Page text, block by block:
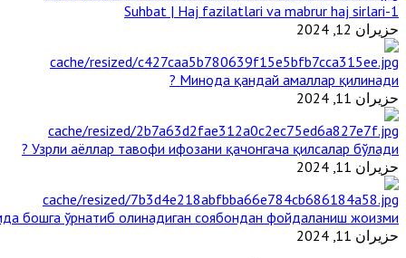
1-Suhbat | Haj fazilatlari va mabrur haj sirlari
حزيران 12, 2024
Минода қандай амаллар қилинади ?
حزيران 11, 2024
Узрли аёллар тавофи ифозани қачонгача қилсалар бўлади ?
حزيران 11, 2024
бошга ўрнатиб олинадиган соябондан фойдаланиш жоизми ?
حزيران 11, 2024